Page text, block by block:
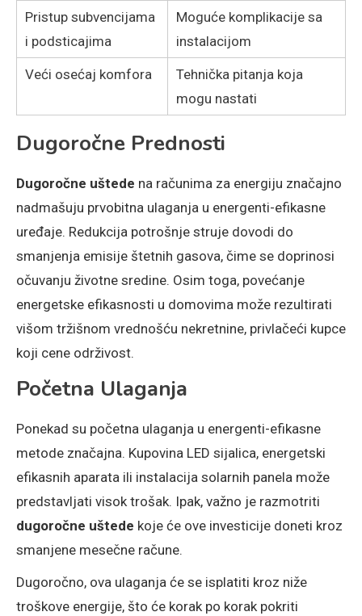
Pristup subvencijama
i podsticajima
Moguće komplikacije sa
instalacijom
Veći osećaj komfora
Tehnička pitanja koja
mogu nastati
Dugoročne Prednosti
Dugoročne uštede na računima za energiju značajno
nadmašuju prvobitna ulaganja u energenti-efikasne
uređaje. Redukcija potrošnje struje dovodi do
smanjenja emisije štetnih gasova, čime se doprinosi
očuvanju životne sredine. Osim toga, povećanje
energetske efikasnosti u domovima može rezultirati
višom tržišnom vrednošću nekretnine, privlačeći kupce
koji cene održivost.
Početna Ulaganja
Ponekad su početna ulaganja u energenti-efikasne
metode značajna. Kupovina LED sijalica, energetski
efikasnih aparata ili instalacija solarnih panela može
predstavljati visok trošak. Ipak, važno je razmotriti
dugoročne uštede koje će ove investicije doneti kroz
smanjene mesečne račune.
Dugoročno, ova ulaganja će se isplatiti kroz niže
troškove energije, što će korak po korak pokriti